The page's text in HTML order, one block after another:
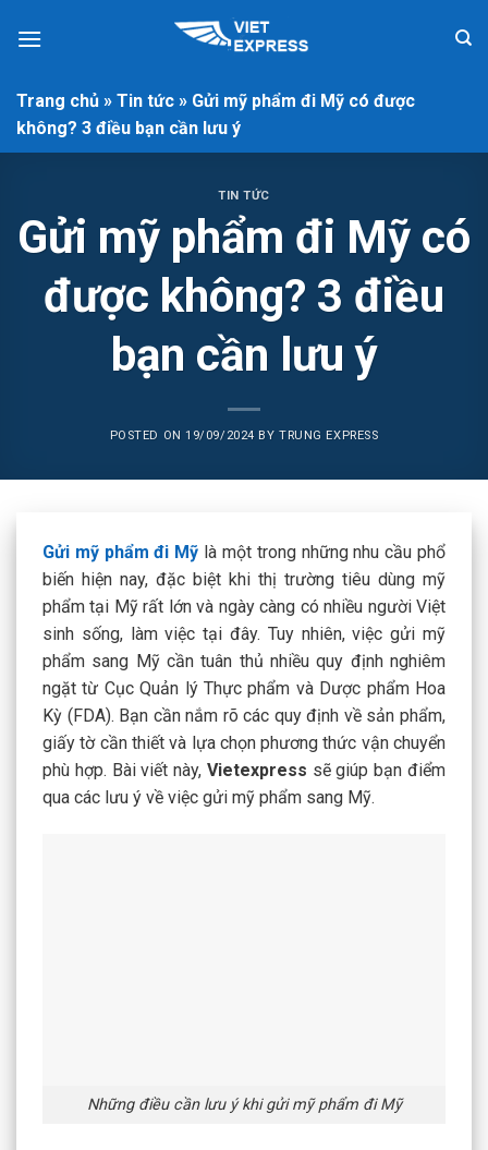
Trang chủ » Tin tức » Gửi mỹ phẩm đi Mỹ có được
không? 3 điều bạn cần lưu ý
TIN TỨC
Gửi mỹ phẩm đi Mỹ có
được không? 3 điều
bạn cần lưu ý
POSTED ON19/09/2024 BYTRUNG EXPRESS
Gửi mỹ phẩm đi Mỹ là một trong những nhu cầu phổ
biến hiện nay, đặc biệt khi thị trường tiêu dùng mỹ
phẩm tại Mỹ rất lớn và ngày càng có nhiều người Việt
sinh sống, làm việc tại đây. Tuy nhiên, việc gửi mỹ
phẩm sang Mỹ cần tuân thủ nhiều quy định nghiêm
ngặt từ Cục Quản lý Thực phẩm và Dược phẩm Hoa
Kỳ (FDA). Bạn cần nắm rõ các quy định về sản phẩm,
giấy tờ cần thiết và lựa chọn phương thức vận chuyển
phù hợp. Bài viết này, Vietexpress sẽ giúp bạn điểm
qua các lưu ý về việc gửi mỹ phẩm sang Mỹ.
Những điều cần lưu ý khi gửi mỹ phẩm đi Mỹ